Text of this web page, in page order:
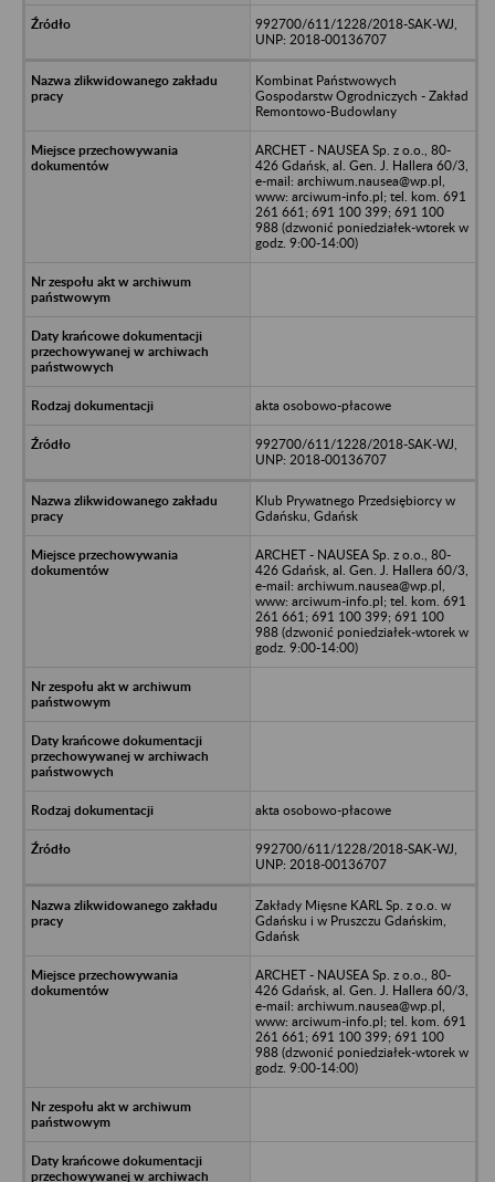
992700/611/1228/2018-SAK-WJ,
UNP: 2018-00136707
Kombinat Państwowych
Gospodarstw Ogrodniczych - Zakład
Remontowo-Budowlany
ARCHET - NAUSEA Sp. z o.o., 80-
426 Gdańsk, al. Gen. J. Hallera 60/3,
e-mail: archiwum.nausea@wp.pl,
www: arciwum-info.pl; tel. kom. 691
261 661; 691 100 399; 691 100
988 (dzwonić poniedziałek-wtorek w
godz. 9:00-14:00)
akta osobowo-płacowe
992700/611/1228/2018-SAK-WJ,
UNP: 2018-00136707
Klub Prywatnego Przedsiębiorcy w
Gdańsku, Gdańsk
ARCHET - NAUSEA Sp. z o.o., 80-
426 Gdańsk, al. Gen. J. Hallera 60/3,
e-mail: archiwum.nausea@wp.pl,
www: arciwum-info.pl; tel. kom. 691
261 661; 691 100 399; 691 100
988 (dzwonić poniedziałek-wtorek w
godz. 9:00-14:00)
akta osobowo-płacowe
992700/611/1228/2018-SAK-WJ,
UNP: 2018-00136707
Zakłady Mięsne KARL Sp. z o.o. w
Gdańsku i w Pruszczu Gdańskim,
Gdańsk
ARCHET - NAUSEA Sp. z o.o., 80-
426 Gdańsk, al. Gen. J. Hallera 60/3,
e-mail: archiwum.nausea@wp.pl,
www: arciwum-info.pl; tel. kom. 691
261 661; 691 100 399; 691 100
988 (dzwonić poniedziałek-wtorek w
godz. 9:00-14:00)